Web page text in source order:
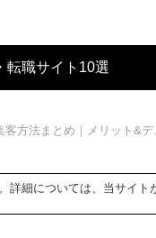
転職サイト10選
客方法まとめ｜メリット&
詳細については、当サイト